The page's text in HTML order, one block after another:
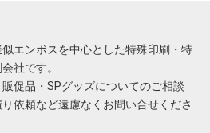
エンボスを中心とした特殊印刷・特
社です。
促品・SPグッズについてのご相談
依頼など遠慮なくお問い合せくださ